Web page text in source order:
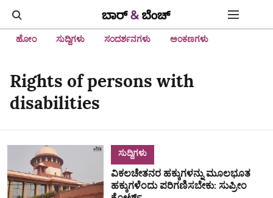
ಹೋಂ ಸುದ್ದಿಗಳು ಸಂದರ್ಶನಗಳು ಅಂಕಣಗಳು
Rights of persons with
disabilities
ಸುದ್ದಿಗಳು
ವಿಕಲಚೇತನರ ಹಕ್ಕುಗಳನ್ನು ಮೂಲಭೂತ
ಹಕ್ಕುಗಳೆಂದು ಪರಿಗಣಿಸಬೇಕು: ಸುಪ್ರೀಂ